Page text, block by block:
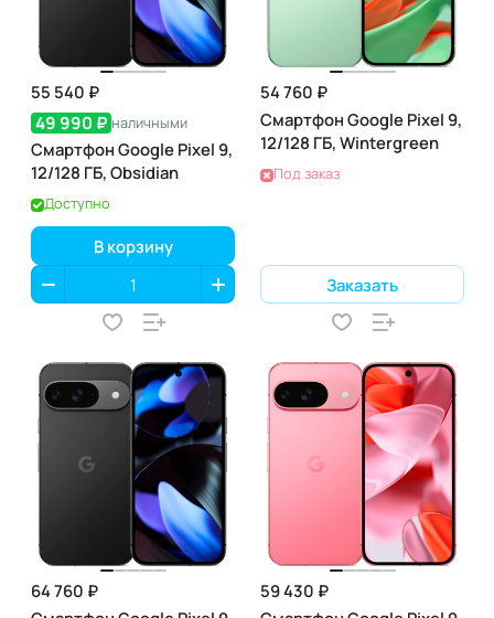
55 540 ₽
49 990 ₽ наличными
Смартфон Google Pixel 9,
12/128 ГБ, Obsidian
Доступно
В корзину
54 760 ₽
Смартфон Google Pixel 9,
12/128 ГБ, Wintergreen
Под заказ
Заказать
64 760 ₽
59 430 ₽